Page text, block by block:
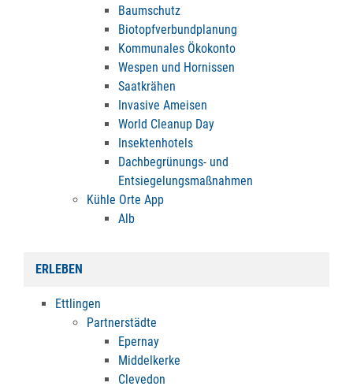
Baumschutz
Biotopfverbundplanung
Kommunales Ökokonto
Wespen und Hornissen
Saatkrähen
Invasive Ameisen
World Cleanup Day
Insektenhotels
Dachbegrünungs- und
Entsiegelungsmaßnahmen
Kühle Orte App
Alb
ERLEBEN
Ettlingen
Partnerstädte
Epernay
Middelkerke
Clevedon